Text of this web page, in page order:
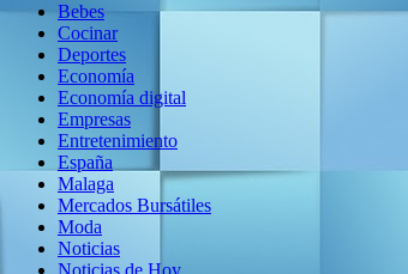
Bebes
Cocinar
Deportes
Economía
Economía digital
Empresas
Entretenimiento
España
Malaga
Mercados Bursátiles
Moda
Noticias